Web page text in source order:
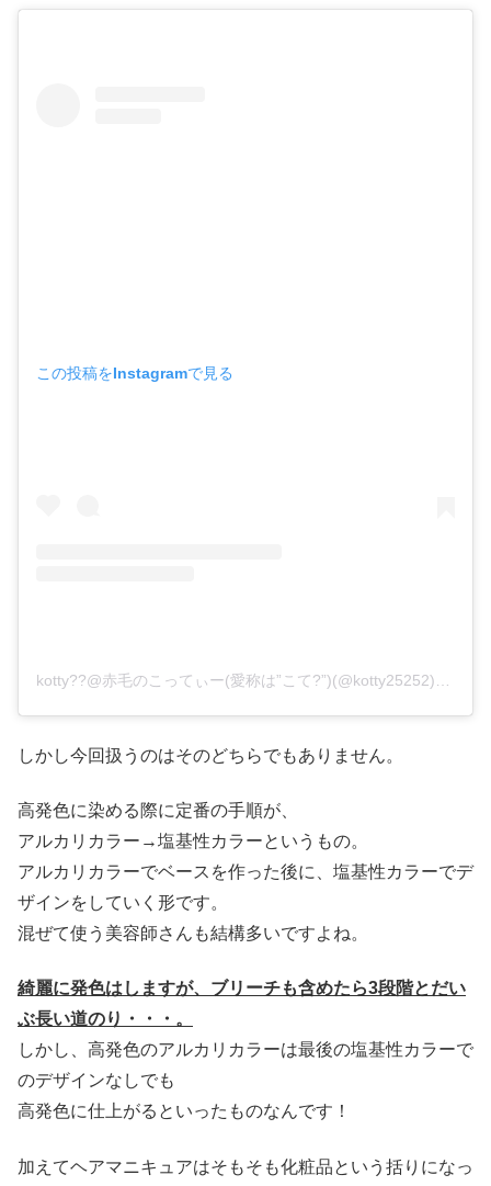
この投稿をInstagramで見る
しかし今回扱うのはそのどちらでもありません。
高発色に染める際に定番の手順が、
アルカリカラー→塩基性カラーというもの。
アルカリカラーでベースを作った後に、塩基性カラーでデ
ザインをしていく形です。
混ぜて使う美容師さんも結構多いですよね。
綺麗に発色はしますが、ブリーチも含めたら3段階とだい
ぶ長い道のり・・・。
しかし、高発色のアルカリカラーは最後の塩基性カラーで
のデザインなしでも
高発色に仕上がるといったものなんです！
加えてヘアマニキュアはそもそも化粧品という括りになっ